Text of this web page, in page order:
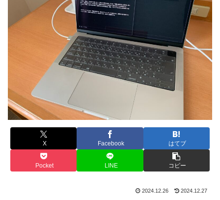
X Facebook はてブ
Pocket LINE コピー
2024.12.26 2024.12.27